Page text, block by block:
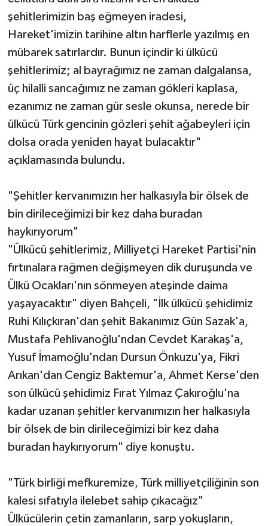
şehitlerimizin baş eğmeyen iradesi,
Hareket'imizin tarihine altın harflerle yazılmış en
mübarek satırlardır. Bunun içindir ki ülkücü
şehitlerimiz; al bayrağımız ne zaman dalgalansa,
üç hilalli sancağımız ne zaman gökleri kaplasa,
ezanımız ne zaman gür sesle okunsa, nerede bir
ülkücü Türk gencinin gözleri şehit ağabeyleri için
dolsa orada yeniden hayat bulacaktır"
açıklamasında bulundu.
"Şehitler kervanımızın her halkasıyla bir ölsek de
bin dirileceğimizi bir kez daha buradan
haykırıyorum"
"Ülkücü şehitlerimiz, Milliyetçi Hareket Partisi'nin
fırtınalara rağmen değişmeyen dik duruşunda ve
Ülkü Ocakları'nın sönmeyen ateşinde daima
yaşayacaktır" diyen Bahçeli, "İlk ülkücü şehidimiz
Ruhi Kılıçkıran'dan şehit Bakanımız Gün Sazak'a,
Mustafa Pehlivanoğlu'ndan Cevdet Karakaş'a,
Yusuf İmamoğlu'ndan Dursun Önkuzu'ya, Fikri
Arıkan'dan Cengiz Baktemur'a, Ahmet Kerse'den
son ülkücü şehidimiz Fırat Yılmaz Çakıroğlu'na
kadar uzanan şehitler kervanımızın her halkasıyla
bir ölsek de bin dirileceğimizi bir kez daha
buradan haykırıyorum" diye konuştu.
"Türk birliği mefkuremize, Türk milliyetçiliğinin son
kalesi sıfatıyla ilelebet sahip çıkacağız"
Ülkücülerin çetin zamanların, sarp yokuşların,